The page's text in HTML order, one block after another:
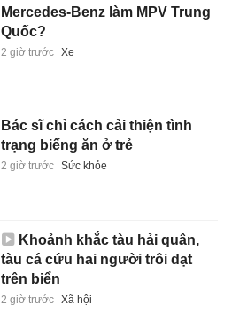
Mercedes-Benz làm MPV Trung
Quốc?
2 giờ trước Xe
Bác sĩ chỉ cách cải thiện tình
trạng biếng ăn ở trẻ
2 giờ trước Sức khỏe
Khoảnh khắc tàu hải quân,
tàu cá cứu hai người trôi dạt
trên biển
2 giờ trước Xã hội